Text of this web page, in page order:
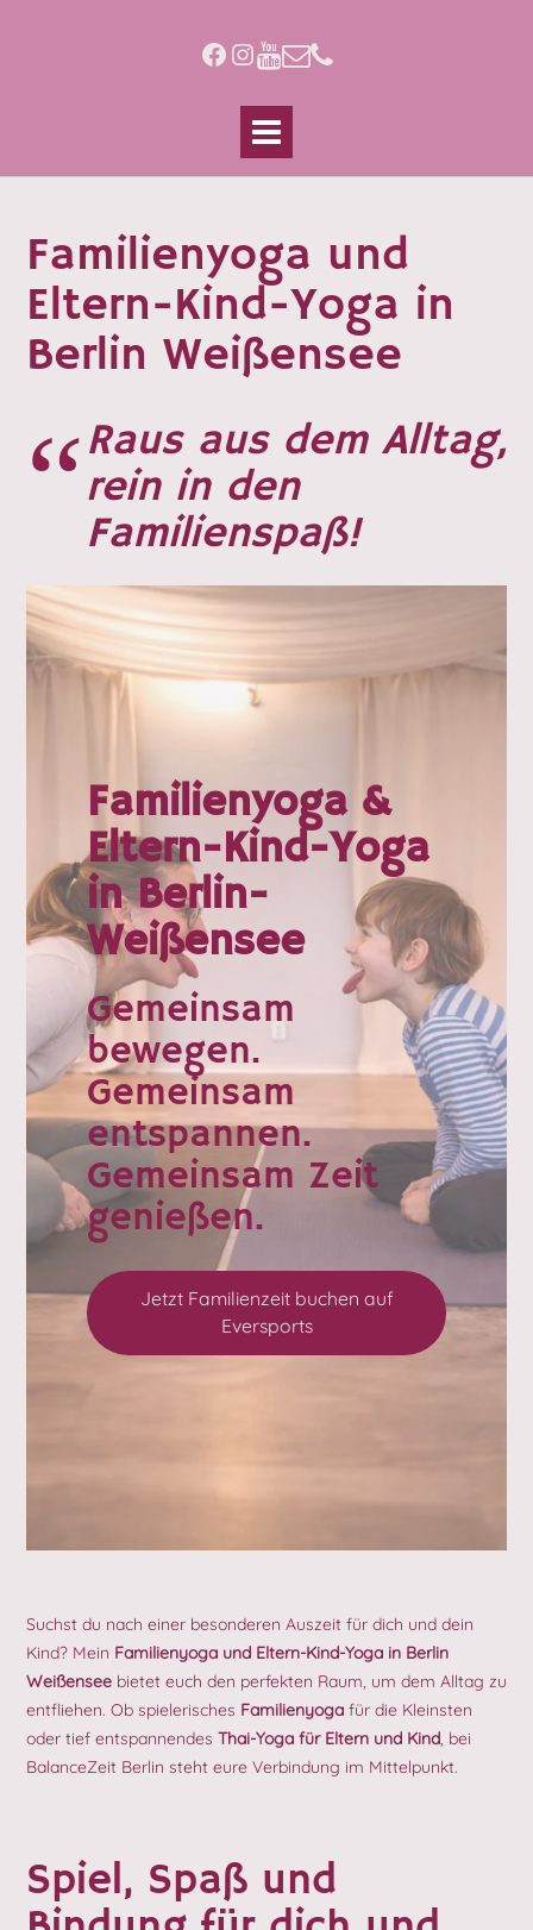
Facebook
Instagram
Familienyoga und
Eltern-Kind-Yoga in
Berlin Weißensee
Raus aus dem Alltag,
rein in den
Familienspaß!
Familienyoga &
Eltern-Kind-Yoga
in Berlin-
Weißensee
Gemeinsam
bewegen.
Gemeinsam
entspannen.
Gemeinsam Zeit
genießen.
Jetzt Familienzeit buchen auf
Eversports
Suchst du nach einer besonderen Auszeit für dich und dein
Kind? Mein Familienyoga und Eltern-Kind-Yoga in Berlin
Weißensee bietet euch den perfekten Raum, um dem Alltag zu
entfliehen. Ob spielerisches Familienyoga für die Kleinsten
oder tief entspannendes Thai-Yoga für Eltern und Kind, bei
BalanceZeit Berlin steht eure Verbindung im Mittelpunkt.
Spiel, Spaß und